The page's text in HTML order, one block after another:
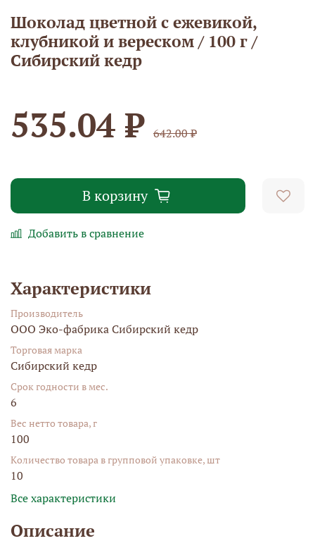
Шоколад цветной с ежевикой,
клубникой и вереском / 100 г /
Сибирский кедр
535.04 ₽ 642.00 ₽
В корзину
Добавить в сравнение
Характеристики
Производитель
ООО Эко-фабрика Сибирский кедр
Торговая марка
Сибирский кедр
Срок годности в мес.
6
Вес нетто товара, г
100
Количество товара в групповой упаковке, шт
10
Все характеристики
Описание